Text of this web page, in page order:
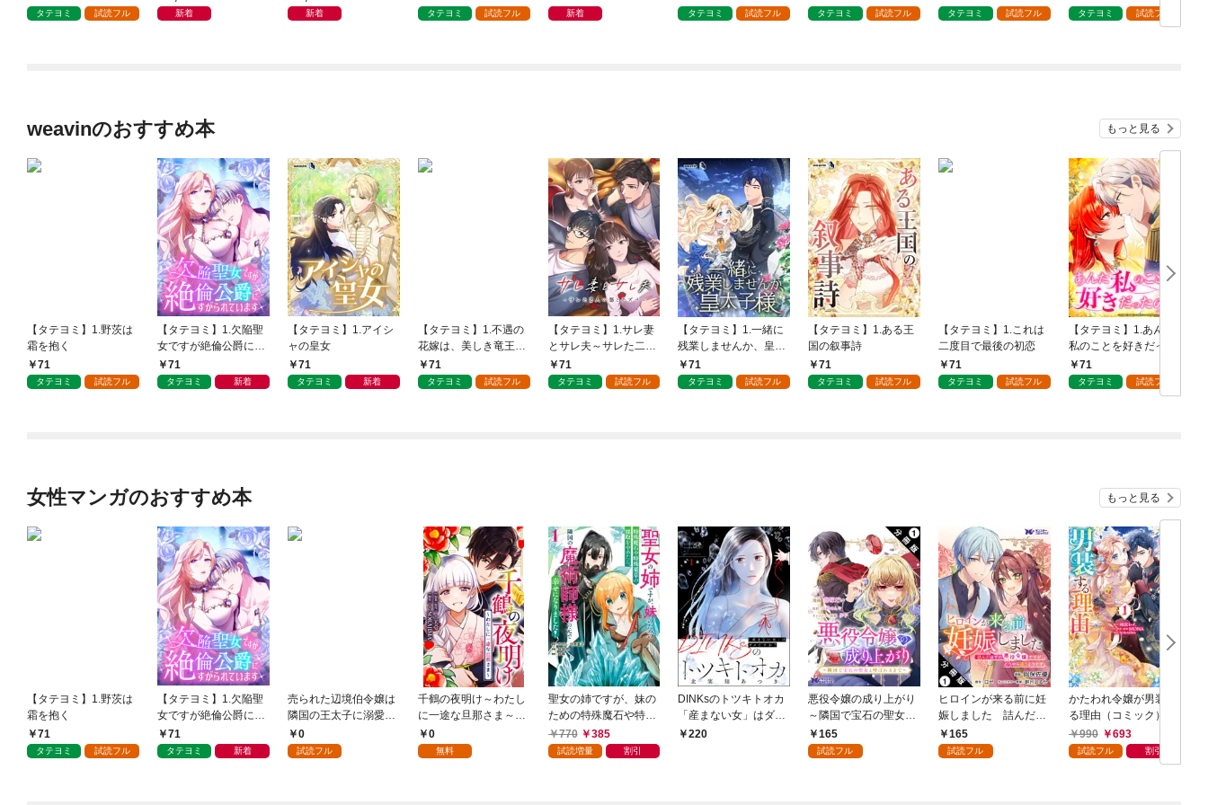
タテヨミ 試読フル 4巻セット
新着 巻セット
新着 執着されています
タテヨミ 試読フル た～ 1巻～30巻セット
新着 ～タテヨミ 試読フル タテヨミ 試読フル 上がり－
タテヨミ 試読フル した～
タテヨミ 試読フル
weavinのおすすめ本 もっと見る
【タテヨミ】1.野茨は
霜を抱く
71
タテヨミ 試読フル
【タテヨミ】1.欠陥聖
女ですが絶倫公爵にす
がられています
71
タテヨミ 新着
【タテヨミ】1.アイシ
ャの皇女
71
タテヨミ 新着
【タテヨミ】1.不遇の
花嫁は、美しき竜王に
奪われる
71
タテヨミ 試読フル
【タテヨミ】1.サレ妻
とサレ夫～サレた二人
の傷とキズナ～
71
タテヨミ 試読フル
【タテヨミ】1.一緒に
残業しませんか、皇太
子様
71
タテヨミ 試読フル
【タテヨミ】1.ある王
国の叙事詩
71
タテヨミ 試読フル
【タテヨミ】1.これは
二度目で最後の初恋
71
タテヨミ 試読フル
【タテヨミ】1.あんた
私のことを好きだった
の？
71
タテヨミ 試読フル
女性マンガのおすすめ本 もっと見る
【タテヨミ】1.野茨は
霜を抱く
71
タテヨミ 試読フル
【タテヨミ】1.欠陥聖
女ですが絶倫公爵にす
がられています
71
タテヨミ 新着
売られた辺境伯令嬢は
隣国の王太子に溺愛さ
れる 1
0
試読フル
千鶴の夜明け～わたし
に一途な旦那さま～
【分冊版】 1話「北条
家の生贄（１）」
0
無料
聖女の姉ですが、妹の
ための特殊魔石や特殊
薬草の採取をやめた
ら、隣国の魔術師様の
770 385
試読増量 割引
DINKsのトツキトオカ
「産まない女」はダメ
ですか？（分冊版）
220
悪役令嬢の成り上がり
～隣国で宝石の聖女と
呼ばれるまで～（コミ
ック） 分冊版 1
165
試読フル
ヒロインが来る前に妊
娠しました 詰んだは
ずの悪役令嬢ですが、
どうやら違うようです
165
試読フル
かたわれ令嬢が男装す
る理由（コミック） 1
990
693
試読フル 割引